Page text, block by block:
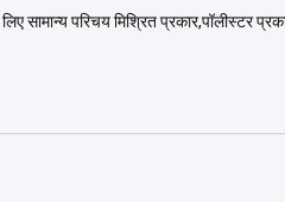
सामान्य परिचय मिश्रित